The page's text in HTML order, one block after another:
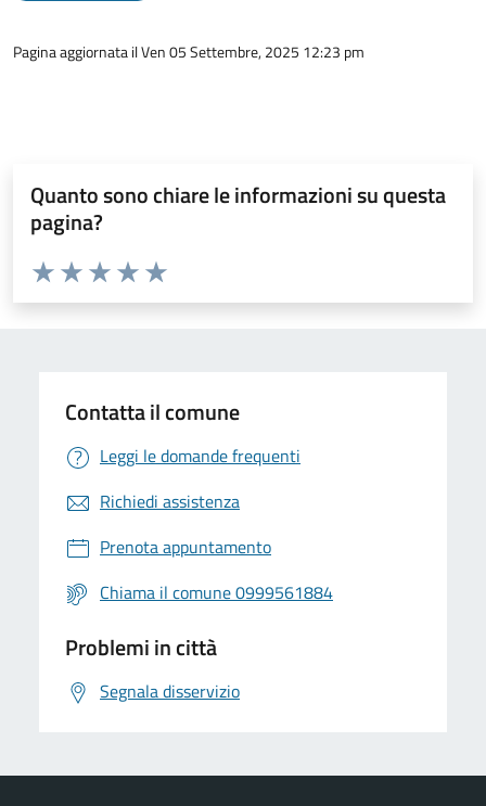
Pagina aggiornata il Ven 05 Settembre, 2025 12:23 pm
Quanto sono chiare le informazioni su questa
pagina?
Valuta da 1 a 5 stelle la pagina
Valuta 5 stelle su 5
Valuta 4 stelle su 5
Valuta 3 stelle su 5
Valuta 2 stelle su 5
Valuta 1 stelle su 5
Contatta il comune
Leggi le domande frequenti
Richiedi assistenza
Prenota appuntamento
Chiama il comune 0999561884
Problemi in città
Segnala disservizio